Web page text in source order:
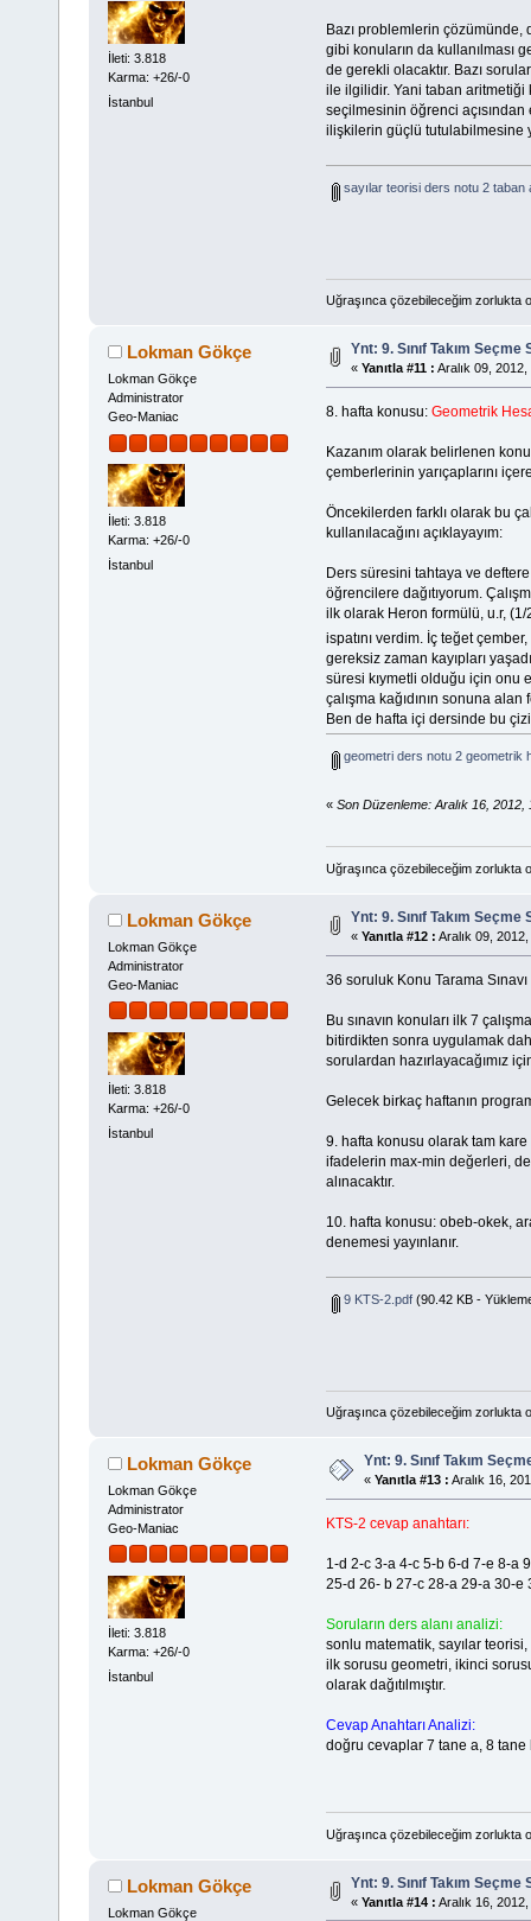
İleti: 3.818
Karma: +26/-0
İstanbul
Bazı problemlerin çözümünde,
gibi konuların da kullanılması
de gerekli olacaktır. Bazı
ile ilgilidir. Yani taban aritmetiği
seçilmesinin öğrenci
ilişkilerin güçlü tutulabilmesine
sayılar teorisi ders notu 2 taban
Uğraşınca çözebileceğim zorlukta
Lokman Gökçe
Lokman Gökçe
Administrator
Geo-Maniac
İleti: 3.818
Karma: +26/-0
İstanbul
Ynt: 9. Sınıf Takım Seçme
« Yanıtla #11 : Aralık 09,
8. hafta konusu: Geometrik
Kazanım olarak belirlenen
çemberlerinin yarıçaplarını
Öncekilerden farklı olarak bu
kullanılacağını açıklayayım:
Ders süresini tahtaya ve deftere
öğrencilere dağıtıyorum.
ilk olarak Heron formülü, u.r,
ispatını verdim. İç teğet
gereksiz zaman kayıpları
süresi kıymetli olduğu için onu
çalışma kağıdının sonuna
Ben de hafta içi dersinde bu
geometri ders notu 2 geometrik
« Son Düzenleme: Aralık 16,
Uğraşınca çözebileceğim zorlukta
Lokman Gökçe
Lokman Gökçe
Administrator
Geo-Maniac
İleti: 3.818
Karma: +26/-0
İstanbul
Ynt: 9. Sınıf Takım Seçme
« Yanıtla #12 : Aralık 09,
36 soruluk Konu Tarama
Bu sınavın konuları ilk 7
bitirdikten sonra uygulamak
sorulardan hazırlayacağımız
Gelecek birkaç haftanın
9. hafta konusu olarak tam
ifadelerin max-min değerleri,
alınacaktır.
10. hafta konusu: obeb-okek,
denemesi yayınlanır.
9 KTS-2.pdf(90.42 KB -
Uğraşınca çözebileceğim zorlukta
Lokman Gökçe
Lokman Gökçe
Administrator
Geo-Maniac
İleti: 3.818
Karma: +26/-0
İstanbul
Ynt: 9. Sınıf Takım
« Yanıtla #13 : Aralık 16,
KTS-2 cevap anahtarı:
1-d 2-c 3-a 4-c 5-b 6-d 7-e 8-a
25-d 26- b 27-c 28-a 29-a 30-e
Soruların ders alanı analizi:
sonlu matematik, sayılar
ilk sorusu geometri, ikinci
olarak dağıtılmıştır.
Cevap Anahtarı Analizi:
doğru cevaplar 7 tane a, 8 tane
Uğraşınca çözebileceğim zorlukta
Lokman Gökçe
Lokman Gökçe
Ynt: 9. Sınıf Takım Seçme
« Yanıtla #14 : Aralık 16,